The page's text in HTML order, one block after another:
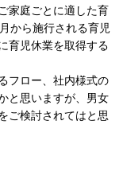
家庭ごとに適した育
から施行される育児
育児休業を取得する
フロー、社内様式の
と思いますが、男女
ご検討されてはと思